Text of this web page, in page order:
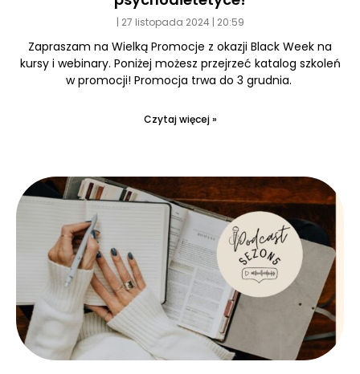
27 listopada 2024 20:59
Zapraszam na Wielką Promocje z okazji Black Week na
kursy i webinary. Poniżej możesz przejrzeć katalog szkoleń
w promocji! Promocja trwa do 3 grudnia.
Czytaj więcej »